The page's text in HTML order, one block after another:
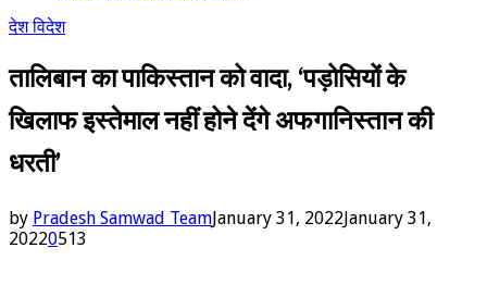
देश विदेश
तालिबान का पाकिस्तान को वादा, ‘पड़ोसियों के
खिलाफ इस्तेमाल नहीं होने देंगे अफगानिस्तान की
धरती’
by Pradesh Samwad TeamJanuary 31, 2022January 31,
20220513